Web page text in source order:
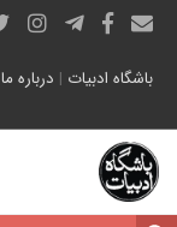
باشگاه ادبیات | درباره ما